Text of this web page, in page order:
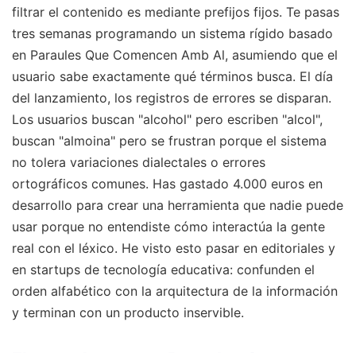
filtrar el contenido es mediante prefijos fijos. Te pasas
tres semanas programando un sistema rígido basado
en Paraules Que Comencen Amb Al, asumiendo que el
usuario sabe exactamente qué términos busca. El día
del lanzamiento, los registros de errores se disparan.
Los usuarios buscan "alcohol" pero escriben "alcol",
buscan "almoina" pero se frustran porque el sistema
no tolera variaciones dialectales o errores
ortográficos comunes. Has gastado 4.000 euros en
desarrollo para crear una herramienta que nadie puede
usar porque no entendiste cómo interactúa la gente
real con el léxico. He visto esto pasar en editoriales y
en startups de tecnología educativa: confunden el
orden alfabético con la arquitectura de la información
y terminan con un producto inservible.